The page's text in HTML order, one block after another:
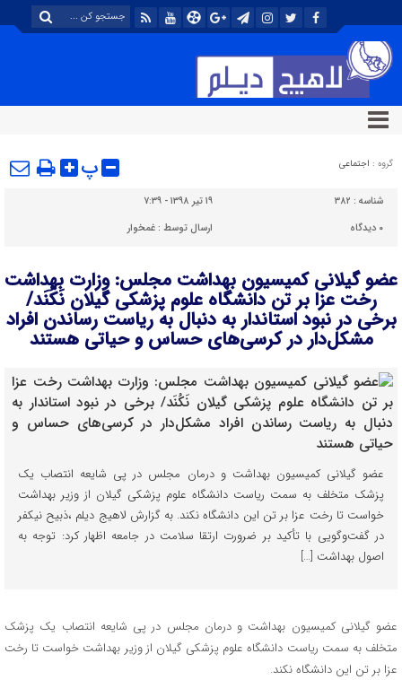
گروه : اجتماعی پ
شناسه : ۳۸۲
۱۹ تیر ۱۳۹۸ - ۷:۳۹
۰ دیدگاه ارسال توسط :غمخوار
عضو گیلانی کمیسیون بهداشت مجلس: وزارت بهداشت
رخت عزا بر تن دانشگاه علوم پزشکی گیلان نَکُنَد/
برخی در نبود استاندار به دنبال به ریاست رساندن افراد
مشکل‌دار در کرسی‌های حساس و حیاتی هستند
عضو گیلانی کمیسیون بهداشت و درمان مجلس در پی شایعه انتصاب یک
پزشک متخلف به سمت ریاست دانشگاه علوم پزشکی گیلان از وزیر بهداشت
خواست تا رخت عزا بر تن این دانشگاه نکند. به گزارش لاهیج دیلم ،ذبیح نیکفر
در گفت‌وگویی با تأکید بر ضرورت ارتقا سلامت در جامعه اظهار کرد: توجه به
اصول بهداشت […]
عضو گیلانی کمیسیون بهداشت و درمان مجلس در پی شایعه انتصاب یک پزشک
متخلف به سمت ریاست دانشگاه علوم پزشکی گیلان از وزیر بهداشت خواست تا رخت
عزا بر تن این دانشگاه نکند.